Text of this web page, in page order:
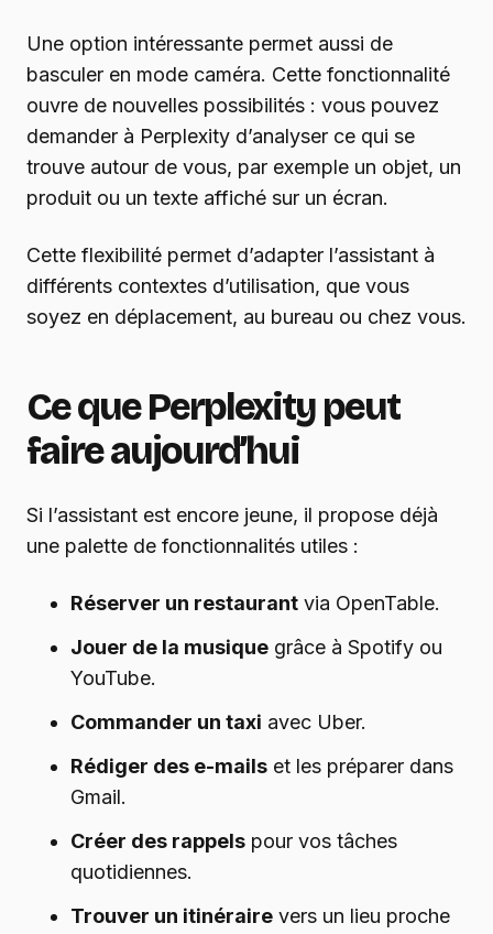
Une option intéressante permet aussi de
basculer en mode caméra. Cette fonctionnalité
ouvre de nouvelles possibilités : vous pouvez
demander à Perplexity d’analyser ce qui se
trouve autour de vous, par exemple un objet, un
produit ou un texte affiché sur un écran.
Cette flexibilité permet d’adapter l’assistant à
différents contextes d’utilisation, que vous
soyez en déplacement, au bureau ou chez vous.
Ce que Perplexity peut
faire aujourd’hui
Si l’assistant est encore jeune, il propose déjà
une palette de fonctionnalités utiles :
Réserver un restaurant via OpenTable.
Jouer de la musique grâce à Spotify ou
YouTube.
Commander un taxi avec Uber.
Rédiger des e-mails et les préparer dans
Gmail.
Créer des rappels pour vos tâches
quotidiennes.
Trouver un itinéraire vers un lieu proche